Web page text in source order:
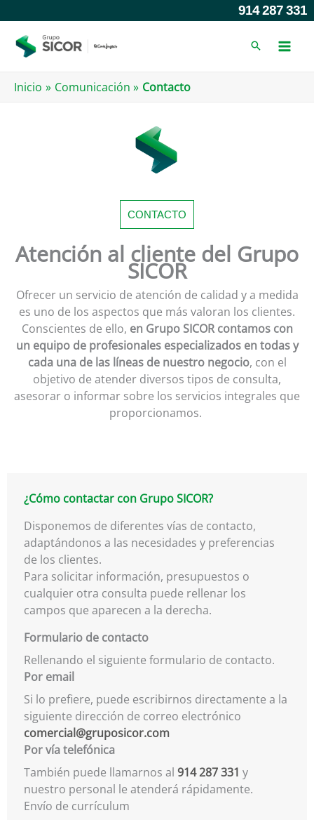
al
contenido
914 287 331
Inicio Comunicación Contacto
CONTACTO
Atención al cliente del Grupo
SICOR
Ofrecer un servicio de atención de calidad y a medida
es uno de los aspectos que más valoran los clientes.
Conscientes de ello, en Grupo SICOR contamos con
un equipo de profesionales especializados en todas y
cada una de las líneas de nuestro negocio, con el
objetivo de atender diversos tipos de consulta,
asesorar o informar sobre los servicios integrales que
proporcionamos.
¿Cómo contactar con Grupo SICOR?
Disponemos de diferentes vías de contacto,
adaptándonos a las necesidades y preferencias
de los clientes.
Para solicitar información, presupuestos o
cualquier otra consulta puede rellenar los
campos que aparecen a la derecha.
Formulario de contacto
Rellenando el siguiente formulario de contacto.
Por email
Si lo prefiere, puede escribirnos directamente a la
siguiente dirección de correo electrónico
comercial@gruposicor.com
Por vía telefónica
También puede llamarnos al 914 287 331 y
nuestro personal le atenderá rápidamente.
Envío de currículum